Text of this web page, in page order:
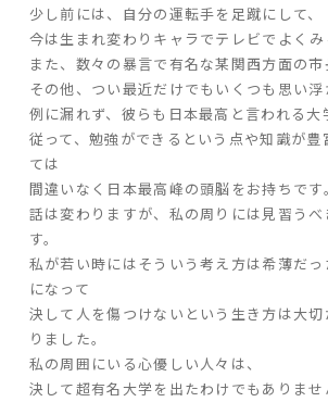
- 内観デザイン
- 生活デザイン
- 外構デザイン
性能
- 高断熱性能
- 高耐震性能
- 高耐久性能
- 保証
家づくりの流れ
よくあるご質問
企業情報
少し前には、自分の運転手を足蹴にして、
今は生まれ変わりキャラでテレビでよくみ
また、数々の暴言で有名な某関西方面の市
その他、つい最近だけでもいくつも思い浮
例に漏れず、彼らも日本最高と言われる大
従って、勉強ができるという点や知識が豊
ては
間違いなく日本最高峰の頭脳をお持ちです。
話は変わりますが、私の周りには見習う
す。
私が若い時にはそういう考え方は希薄だ
になって
決して人を傷つけないという生き方は大
りました。
私の周囲にいる心優しい人々は、
決して超有名大学を出たわけでもありませ